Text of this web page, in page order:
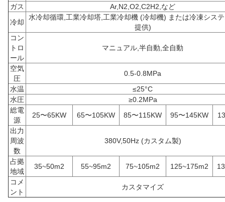
ガス
Ar,N2,O2,C2H2,など
冷却
水冷却循環,工業冷却塔,工業冷却機 (冷却機) または冷凍シス
提供)
コン
トロ
ール
マニュアル,半自動,全自動
空気
圧
0.5-0.8MPa
水温
≤25°C
水圧
≥0.2MPa
総電
源
25〜65KW 65〜105KW 85〜115KW 95〜145KW
出力
周波
数
380V,50Hz (カスタム製)
占拠
地域
35~50m2 55~95m2 75~105m2 125~175m2
コメ
ント
カスタマイズ